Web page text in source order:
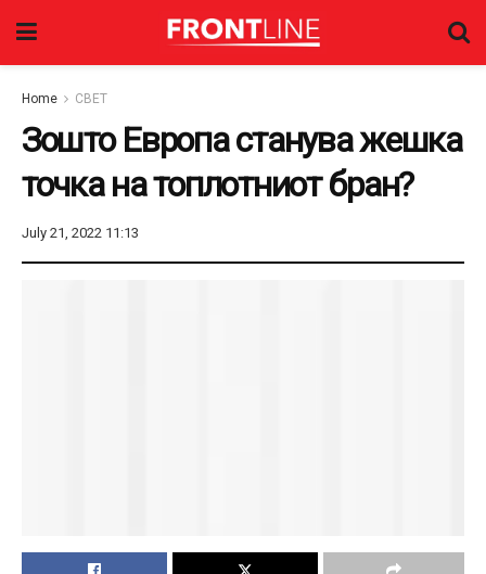
Home СВЕТ
Зошто Европа станува жешка
точка на топлотниот бран?
July 21, 2022 11:13